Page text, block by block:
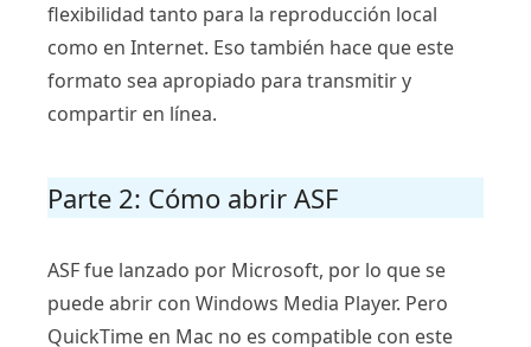
flexibilidad tanto para la reproducción local
como en Internet. Eso también hace que este
formato sea apropiado para transmitir y
compartir en línea.
Parte 2: Cómo abrir ASF
ASF fue lanzado por Microsoft, por lo que se
puede abrir con Windows Media Player. Pero
QuickTime en Mac no es compatible con este